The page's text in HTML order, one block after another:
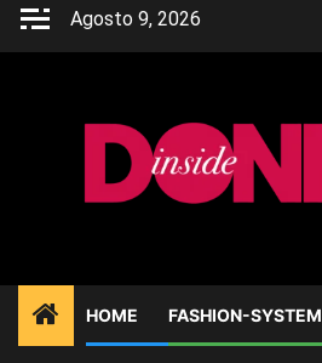
Skip
Agosto 9, 2026
HOME FASHION-SYSTEM